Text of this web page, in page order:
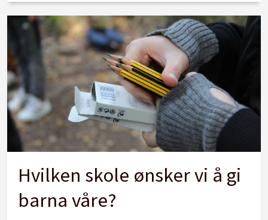
Hvilken skole ønsker vi å gi
barna våre?